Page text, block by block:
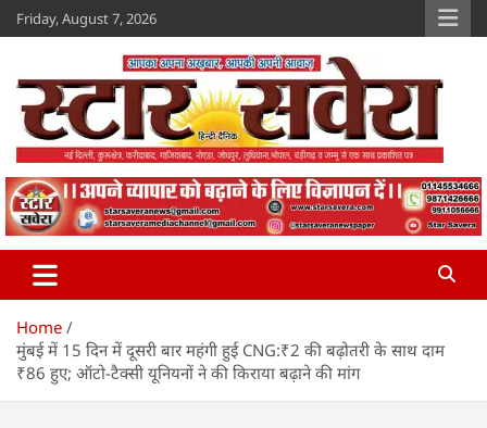
Skip
to
Friday, August 7, 2026
Star Savera
www.starsavera.com
Home
मुंबई में 15 दिन में दूसरी बार महंगी हुई CNG:₹2 की बढ़ोतरी के साथ दाम
₹86 हुए; ऑटो-टैक्सी यूनियनों ने की किराया बढ़ाने की मांग